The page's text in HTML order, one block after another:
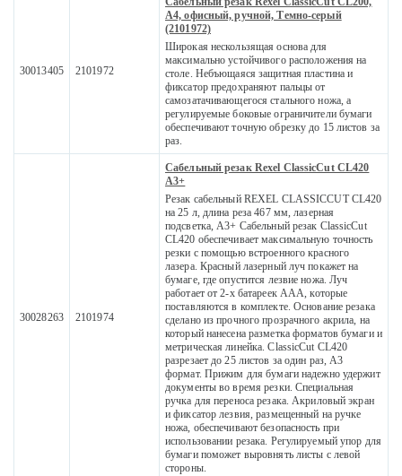
30013405 2101972
A4, офисный, ручной, Темно-серый
(2101972)
Широкая нескользящая основа для
максимально устойчивого расположения на
столе. Небъющаяся защитная пластина и
фиксатор предохраняют пальцы от
самозатачивающегося стального ножа, а
регулируемые боковые ограничители бумаги
обеспечивают точную обрезку до 15 листов за
раз.
30028263 2101974
Сабельный резак Rexel ClassicCut CL420
А3+
Резак сабельный REXEL CLASSICCUT CL420
на 25 л, длина реза 467 мм, лазерная
подсветка, А3+ Сабельный резак ClassicCut
CL420 обеспечивает максимальную точность
резки с помощью встроенного красного
лазера. Красный лазерный луч покажет на
бумаге, где опустится лезвие ножа. Луч
работает от 2-х батареек ААА, которые
поставляются в комплекте. Основание резака
сделано из прочного прозрачного акрила, на
который нанесена разметка форматов бумаги и
метрическая линейка. ClassicCut CL420
разрезает до 25 листов за один раз, А3
формат. Прижим для бумаги надежно удержит
документы во время резки. Специальная
ручка для переноса резака. Акриловый экран
и фиксатор лезвия, размещенный на ручке
ножа, обеспечивают безопасность при
использовании резака. Регулируемый упор для
бумаги поможет выровнять листы с левой
стороны.